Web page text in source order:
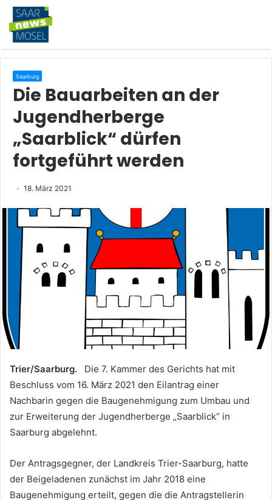
Saarburg
Die Bauarbeiten an der
Jugendherberge
„Saarblick“ dürfen
fortgeführt werden
18. März 2021
Trier/Saarburg. Die 7. Kammer des Gerichts hat mit
Beschluss vom 16. März 2021 den Eilantrag einer
Nachbarin gegen die Baugenehmigung zum Umbau und
zur Erweiterung der Jugendherberge „Saarblick“ in
Saarburg abgelehnt.
Der Antragsgegner, der Landkreis Trier-Saarburg, hatte
der Beigeladenen zunächst im Jahr 2018 eine
Baugenehmigung erteilt, gegen die die Antragstellerin